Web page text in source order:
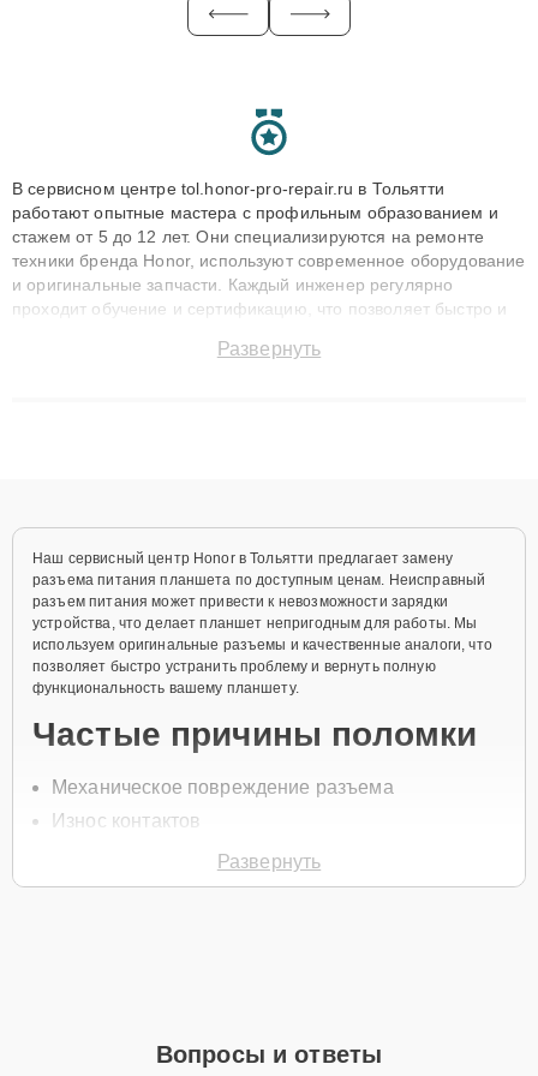
В сервисном центре tol.honor-pro-repair.ru в Тольятти
работают опытные мастера с профильным образованием и
стажем от 5 до 12 лет. Они специализируются на ремонте
техники бренда Honor, используют современное оборудование
и оригинальные запчасти. Каждый инженер регулярно
проходит обучение и сертификацию, что позволяет быстро и
сохранением гарантии до 3 лет. Наши мастера решают
Развернуть
Наш сервисный центр Honor в Тольятти предлагает замену
разъема питания планшета по доступным ценам. Неисправный
разъем питания может привести к невозможности зарядки
устройства, что делает планшет непригодным для работы. Мы
используем оригинальные разъемы и качественные аналоги, что
позволяет быстро устранить проблему и вернуть полную
функциональность вашему планшету.
Частые причины поломки
Механическое повреждение разъема
Износ контактов
Засорение или окисление разъема
Неаккуратная эксплуатация
Развернуть
Вопросы и ответы